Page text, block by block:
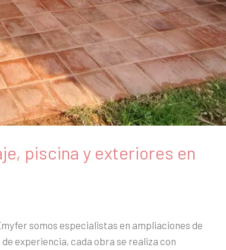
piscina y exteriores en
somos especialistas en ampliaciones de
experiencia, cada obra se realiza con